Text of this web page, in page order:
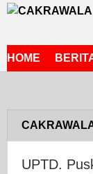
Lewati
HOME
UPTD.